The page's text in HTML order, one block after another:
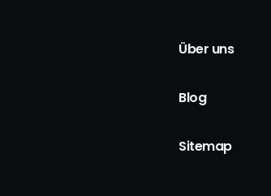
Über uns
Blog
Sitemap